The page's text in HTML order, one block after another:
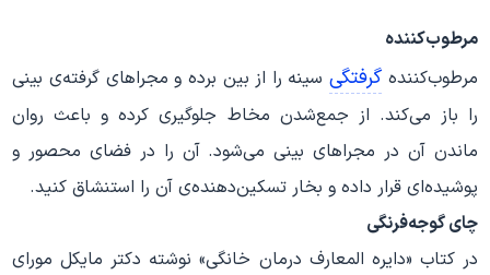
مرطوب‌کننده
مرطوب‌کننده گرفتگیسینه را از بین برده و مجراهای گرفته‌ی بینی
را باز می‌کند. از جمع‌شدن مخاط جلوگیری کرده و باعث روان
ماندن آن در مجراهای بینی می‌شود. آن را در فضای محصور و
پوشیده‌ای قرار داده و بخار تسکین‌دهنده‌ی آن را استنشاق کنید.
چای گوجه‌فرنگی
در کتاب «دایره المعارف درمان خانگی» نوشته دکتر مایکل مورای